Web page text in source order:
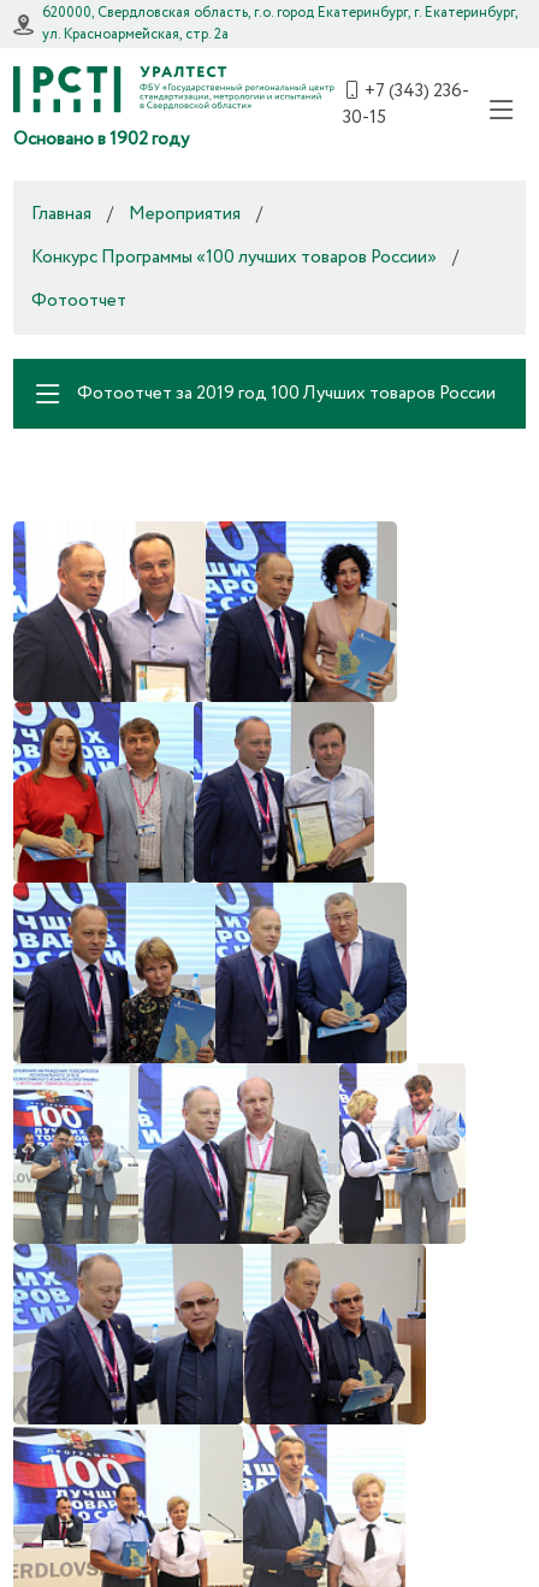
620000, Свердловская область, г.о. город Екатеринбург, г. Екатеринбург,
ул. Красноармейская, стр. 2а
Основано в 1902 году
+7 (343) 236-
30-15
Главная / Мероприятия
/
Конкурс Программы «100 лучших товаров России»
/
Фотоотчет
Фотоотчет за 2019 год 100 Лучших товаров России